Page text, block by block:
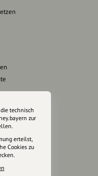
Euch
technisch
zur
erteilst,
Cookies zu